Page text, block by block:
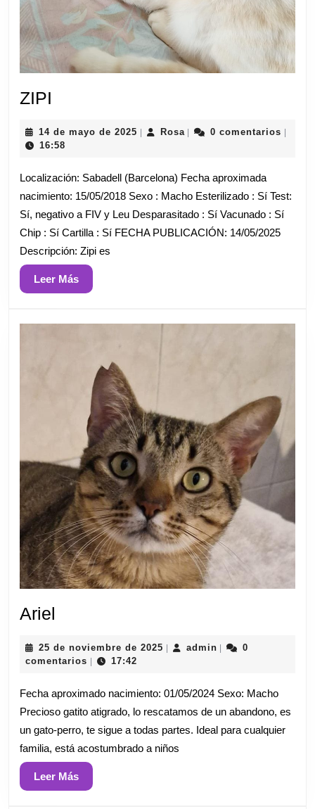
ZIPI
14 de mayo de 2025 14
2025
| RosaRosa
| 0 comentarios |
16:58
Localización: Sabadell (Barcelona) Fecha aproximada
nacimiento: 15/05/2018 Sexo : Macho Esterilizado : Sí Test:
Sí, negativo a FIV y Leu Desparasitado : Sí Vacunado : Sí
Chip : Sí Cartilla : Sí FECHA PUBLICACIÓN: 14/05/2025
Descripción: Zipi es
Leer MásLeer
Más
Ariel
25 de noviembre de 2025 25
de
2025
adminadmin
0
comentarios
17:42
Fecha aproximado nacimiento: 01/05/2024 Sexo: Macho
Precioso gatito atigrado, lo rescatamos de un abandono, es
un gato-perro, te sigue a todas partes. Ideal para cualquier
familia, está acostumbrado a niños
Leer MásLeer
Más